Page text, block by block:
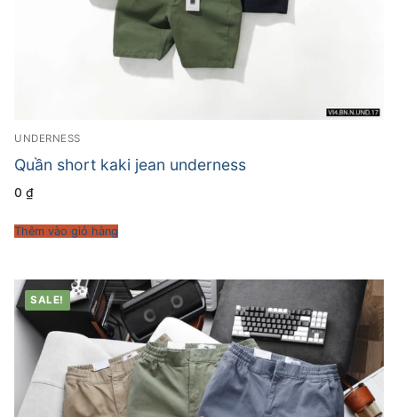
UNDERNESS
Quần short kaki jean underness
0 ₫
Thêm vào giỏ hàng
SALE!